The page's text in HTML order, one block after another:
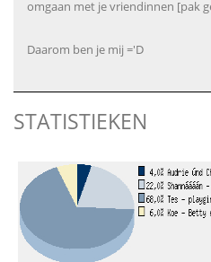
omgaan met je vriendinnen [pak
Daarom ben je mij ='D
STATISTIEKEN